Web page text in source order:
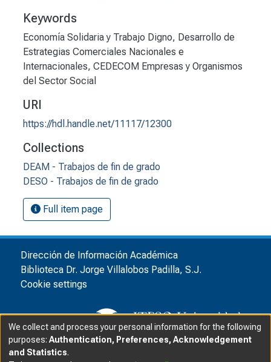
Keywords
Economía Solidaria y Trabajo Digno, Desarrollo de
Estrategias Comerciales Nacionales e
Internacionales, CEDECOM Empresas y Organismos
del Sector Social
URI
https://hdl.handle.net/11117/12300
Collections
DEAM - Trabajos de fin de grado
DESO - Trabajos de fin de grado
Full item page
Dirección de Información Académica
Biblioteca Dr. Jorge Villalobos Padilla, S.J.
Cookie settings
We collect and process your personal information for the following
purposes: Authentication, Preferences, Acknowledgement
and Statistics.